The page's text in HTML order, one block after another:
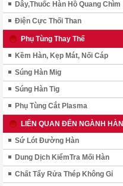
Dây,Thuốc Hàn Hồ Quang Chìm
Điện Cực Thối Than
Phụ Tùng Thay Thế
Kềm Hàn, Kẹp Mát, Nối Cáp
Súng Hàn Mig
Súng Hàn Tig
Phụ Tùng Cắt Plasma
LIÊN QUAN ĐẾN NGÀNH HÀN
Sứ Lót Đường Hàn
Dung Dịch KiểmTra Mối Hàn
Chất Tẩy Rửa Thép Không Gỉ